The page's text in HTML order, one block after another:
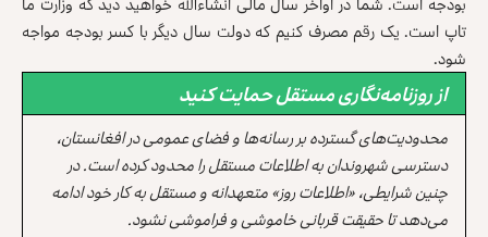
تاپ است. یک رقم مصرف کنیم که دولت سال دیگر با کسر بودجه مواجه
شود.
از روزنامه‌نگاری مستقل حمایت کنید
محدودیت‌های گسترده بر رسانه‌ها و فضای عمومی در افغانستان،
دسترسی شهروندان به اطلاعات مستقل را محدود کرده است. در
چنین شرایطی، «اطلاعات روز» متعهدانه و مستقل به کار خود ادامه
می‌دهد تا حقیقت قربانی خاموشی و فراموشی نشود.